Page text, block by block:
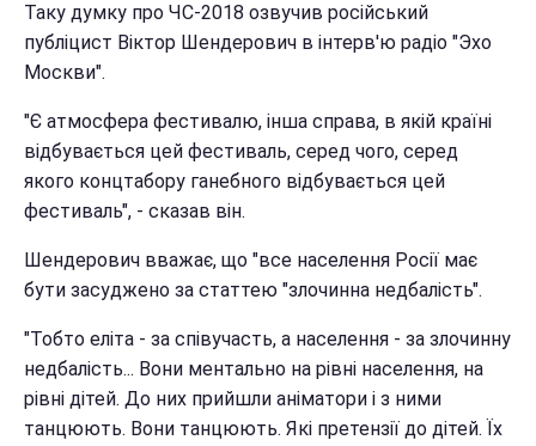
Таку думку про ЧС-2018 озвучив російський
публіцист Віктор Шендерович в інтерв'ю радіо "Эхо
Москви".
"Є атмосфера фестивалю, інша справа, в якій країні
відбувається цей фестиваль, серед чого, серед
якого концтабору ганебного відбувається цей
фестиваль", - сказав він.
Шендерович вважає, що "все населення Росії має
бути засуджено за статтею "злочинна недбалість".
"Тобто еліта - за співучасть, а населення - за злочинну
недбалість... Вони ментально на рівні населення, на
рівні дітей. До них прийшли аніматори і з ними
танцюють. Вони танцюють. Які претензії до дітей. Їх